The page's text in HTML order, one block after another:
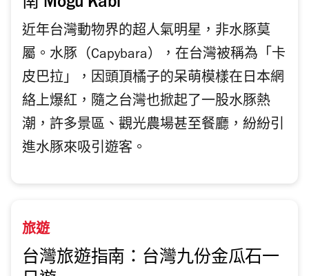
南 Mogu Kabi
近年台灣動物界的超人氣明星，非水豚莫
屬。水豚（Capybara），在台灣被稱為「卡
皮巴拉」，因頭頂橘子的呆萌模樣在日本網
絡上爆紅，隨之台灣也掀起了一股水豚熱
潮，許多景區、觀光農場甚至餐廳，紛紛引
進水豚來吸引遊客。
旅遊
台灣旅遊指南：台灣九份金瓜石一